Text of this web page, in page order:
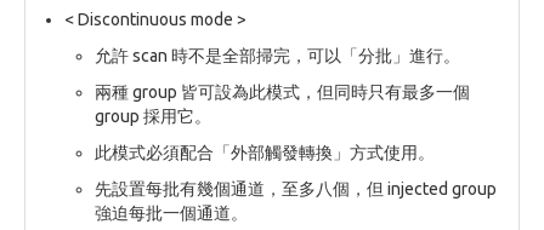
< Discontinuous mode >
允許 scan 時不是全部掃完，可以「分批」進行。
兩種 group 皆可設為此模式，但同時只有最多一個
group 採用它。
此模式必須配合「外部觸發轉換」方式使用。
先設置每批有幾個通道，至多八個，但 injected group
強迫每批一個通道。